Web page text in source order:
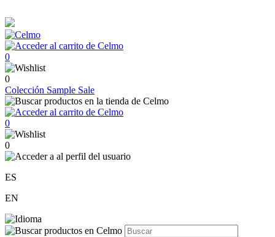
0
0
Colección Sample Sale
0
0
ES
EN